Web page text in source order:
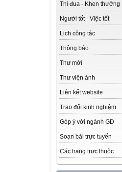
Thi đua - Khen thưởng
Người tốt - Việc tốt
Lịch công tác
Thông báo
Thư mời
Thư viện ảnh
Liên kết website
Trao đổi kinh nghiệm
Góp ý với ngành GD
Soạn bài trực tuyến
Các trang trực thuộc